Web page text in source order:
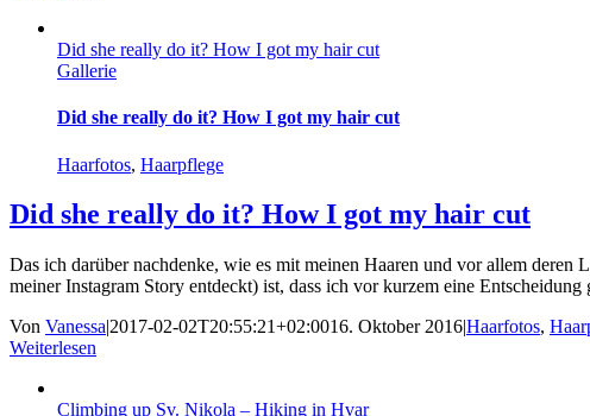
Did she really do it? How I got my hair cut
Gallerie
Did she really do it? How I got my hair cut
Haarfotos, Haarpflege
Did she really do it? How I got my hair cut
Das ich darüber nachdenke, wie es mit meinen Haaren und vor allem deren
meiner Instagram Story entdeckt) ist, dass ich vor kurzem eine
Von Vanessa|2017-02-02T20:55:21+02:0016. Oktober 2016|Haarfotos,
Weiterlesen
Climbing up Sv. Nikola – Hiking in Hvar